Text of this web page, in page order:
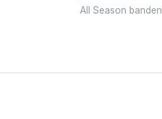
All Season banden